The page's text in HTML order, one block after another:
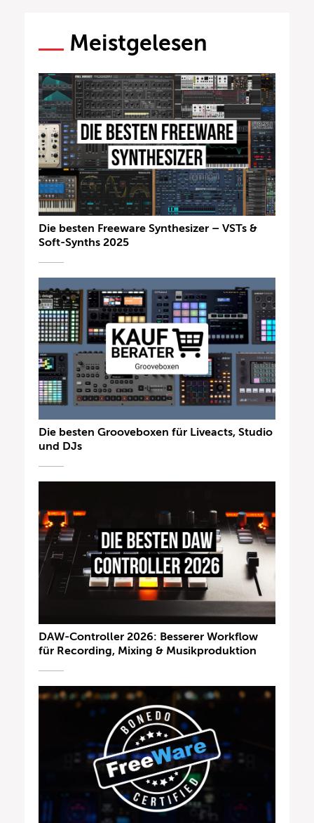
Meistgelesen
Die besten Freeware Synthesizer – VSTs &
Soft-Synths 2025
Die besten Grooveboxen für Liveacts, Studio
und DJs
DAW-Controller 2026: Besserer Workflow
für Recording, Mixing & Musikproduktion